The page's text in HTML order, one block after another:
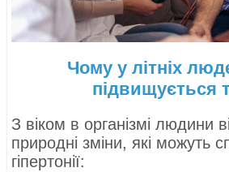
Чому у літніх
підвищується
З віком в організмі людини
природні зміни, які можуть
гіпертонії: